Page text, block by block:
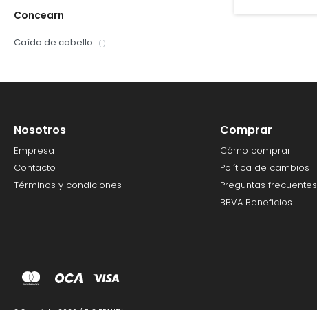
Concearn
Caída de cabello (1)
Nosotros
Empresa
Contacto
Términos y condiciones
Comprar
Cómo comprar
Política de cambios
Preguntas frecuentes
BBVA Beneficios